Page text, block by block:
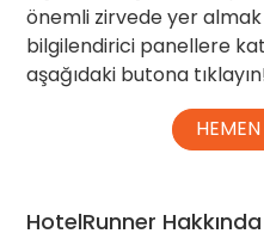
önemli zirvede yer
bilgilendirici panellere
aşağıdaki butona
HotelRunner Hakkında